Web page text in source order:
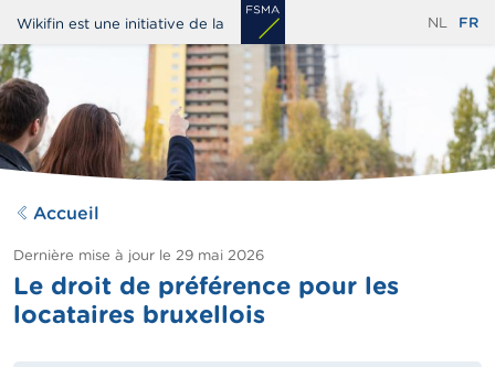
Aller
au
contenu
principal
Wikifin est une initiative de la NL FR
Accueil
Dernière mise à jour le 29 mai 2026
Le droit de préférence pour les
locataires bruxellois